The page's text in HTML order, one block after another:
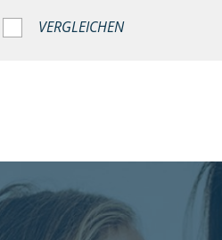
VERGLEICHEN